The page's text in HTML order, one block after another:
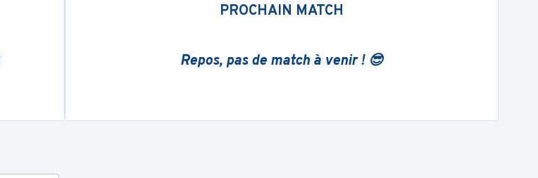
PROCHAIN MATCH
Repos, pas de match à venir ! 😎